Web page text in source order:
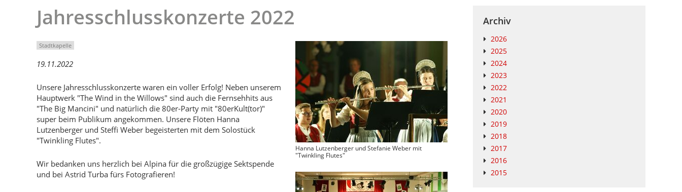
Jahresschlusskonzerte 2022
Hanna Lutzenberger und Stefanie Weber mit
"Twinkling Flutes"
Stadtkapelle
19.11.2022
Unsere Jahresschlusskonzerte waren ein voller Erfolg! Neben unserem
Hauptwerk "The Wind in the Willows" sind auch die Fernsehhits aus
"The Big Mancini" und natürlich die 80er-Party mit "80erKult(tor)"
super beim Publikum angekommen. Unsere Flöten Hanna
Lutzenberger und Steffi Weber begeisterten mit dem Solostück
"Twinkling Flutes".
Wir bedanken uns herzlich bei Alpina für die großzügige Sektspende
und bei Astrid Turba fürs Fotografieren!
Archiv
2026
2025
2024
2023
2022
2021
2020
2019
2018
2017
2016
2015